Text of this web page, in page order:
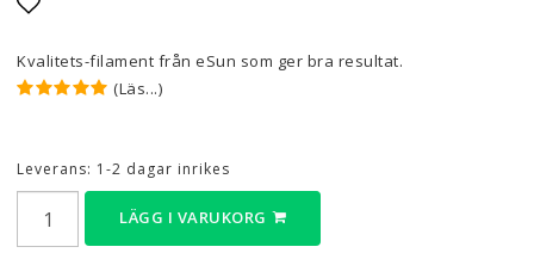
Kvalitets-filament från eSun som ger bra resultat.
(Läs...)
Leverans: 1-2 dagar inrikes
LÄGG I VARUKORG